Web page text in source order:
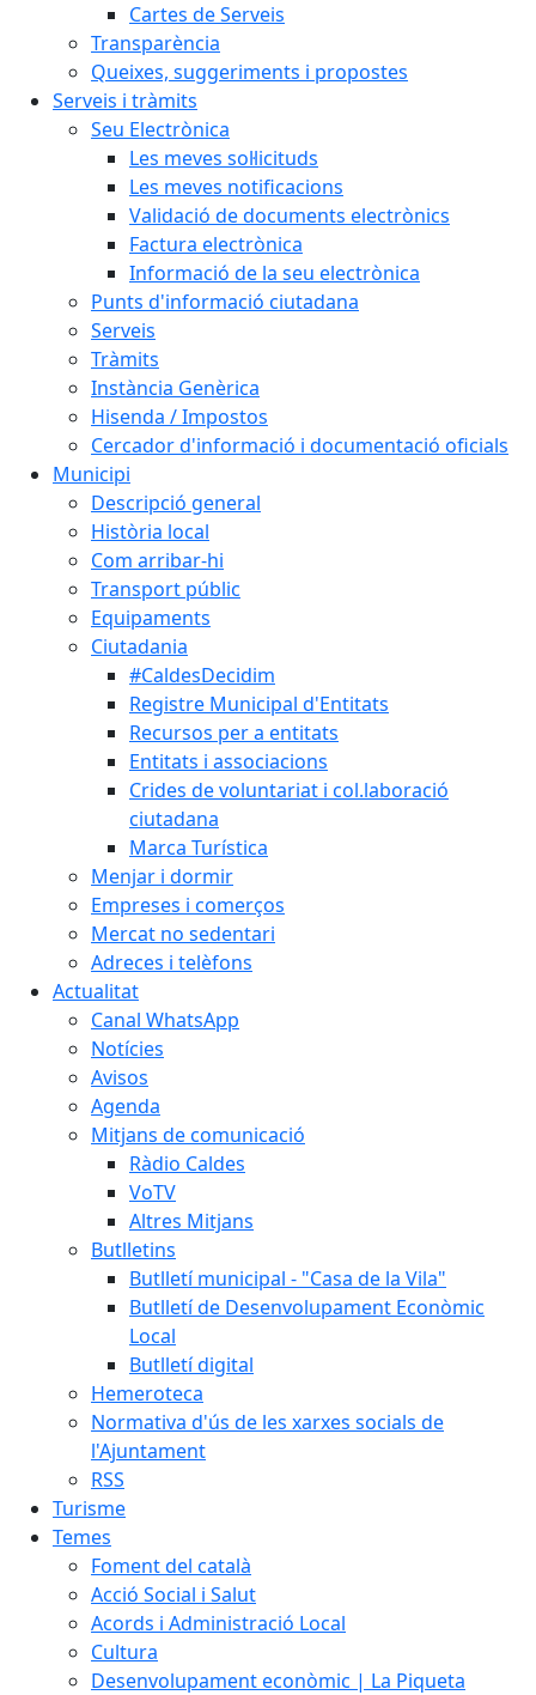
Cartes de Serveis
Transparència
Queixes, suggeriments i propostes
Serveis i tràmits
Seu Electrònica
Les meves sol·licituds
Les meves notificacions
Validació de documents electrònics
Factura electrònica
Informació de la seu electrònica
Punts d'informació ciutadana
Serveis
Tràmits
Instància Genèrica
Hisenda / Impostos
Cercador d'informació i documentació oficials
Municipi
Descripció general
Història local
Com arribar-hi
Transport públic
Equipaments
Ciutadania
#CaldesDecidim
Registre Municipal d'Entitats
Recursos per a entitats
Entitats i associacions
Crides de voluntariat i col.laboració
ciutadana
Marca Turística
Menjar i dormir
Empreses i comerços
Mercat no sedentari
Adreces i telèfons
Actualitat
Canal WhatsApp
Notícies
Avisos
Agenda
Mitjans de comunicació
Ràdio Caldes
VoTV
Altres Mitjans
Butlletins
Butlletí municipal - "Casa de la Vila"
Butlletí de Desenvolupament Econòmic
Local
Butlletí digital
Hemeroteca
Normativa d'ús de les xarxes socials de
l'Ajuntament
RSS
Turisme
Temes
Foment del català
Acció Social i Salut
Acords i Administració Local
Cultura
Desenvolupament econòmic | La Piqueta